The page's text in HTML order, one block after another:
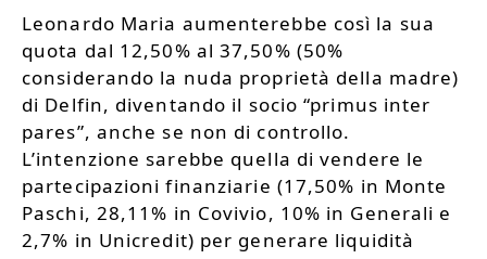
Leonardo Maria aumenterebbe così la sua
quota dal 12,50% al 37,50% (50%
considerando la nuda proprietà della madre)
di Delfin, diventando il socio “primus inter
pares”, anche se non di controllo.
L’intenzione sarebbe quella di vendere le
partecipazioni finanziarie (17,50% in Monte
Paschi, 28,11% in Covivio, 10% in Generali e
2,7% in Unicredit) per generare liquidità